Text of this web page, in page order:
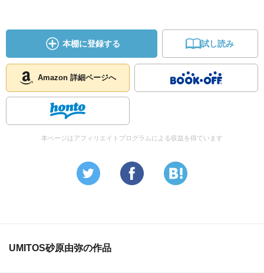
本棚に登録する 試し読み
Amazon 詳細ページへ
本ページはアフィリエイトプログラムによる収益を得ています
UMITOS砂原由弥の作品